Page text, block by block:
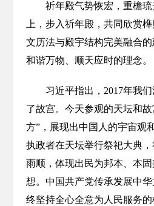
祈年殿气势恢宏，重檐
上，步入祈年殿，共同欣赏
文历法与殿宇结构完美融合
和谐万物、顺天应时的理念。
习近平指出，2017年我
了故宫。今天参观的天坛和
方”，展现出中国人的宇宙观
执政者在天坛举行祭祀大典
雨顺，体现出民为邦本、本
想。中国共产党传承发展中
终坚持全心全意为人民服务